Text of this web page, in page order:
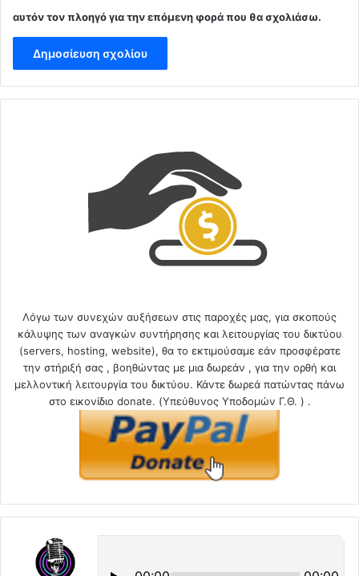
αυτόν τον πλοηγό για την επόμενη φορά που θα σχολιάσω.
Λόγω των συνεχών αυξήσεων στις παροχές μας, για σκοπούς
κάλυψης των αναγκών συντήρησης και λειτουργίας του δικτύου
(servers, hosting, website), θα το εκτιμούσαμε εάν προσφέρατε
την στήριξή σας , βοηθώντας με μια δωρεάν , για την ορθή και
μελλοντική λειτουργία του δικτύου. Κάντε δωρεά πατώντας πάνω
στο εικονίδιο donate. (Υπεύθυνος Υποδομών Γ.Θ. ) .